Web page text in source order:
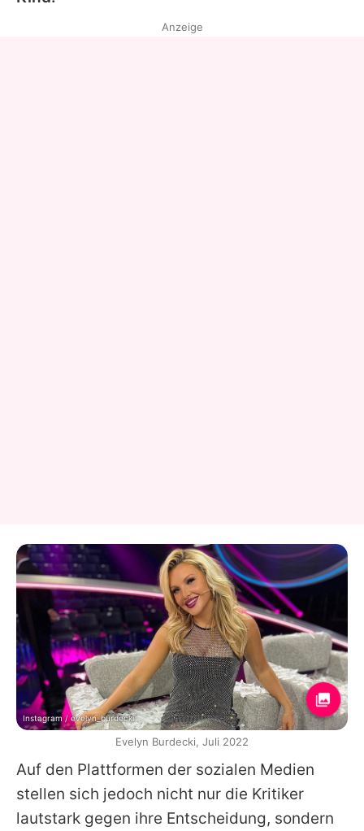
Auf den Plattformen der sozialen Medien
stellen sich jedoch nicht nur die Kritiker
lautstark gegen ihre Entscheidung, sondern
Anzeige
Instagram / evelyn_burdecki
Evelyn Burdecki, Juli 2022